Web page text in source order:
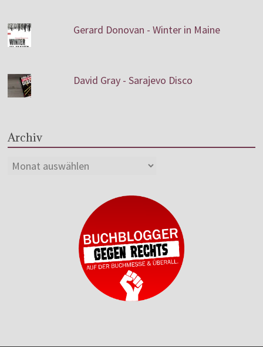
Gerard Donovan - Winter in Maine
David Gray - Sarajevo Disco
Archiv